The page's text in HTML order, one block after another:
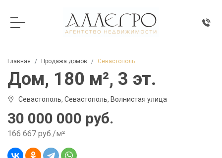
Главная Продажа домов Севастополь
Дом, 180 м², 3 эт.
Севастополь, Севастополь, Волнистая улица
30 000 000 руб.
166 667 руб./м²